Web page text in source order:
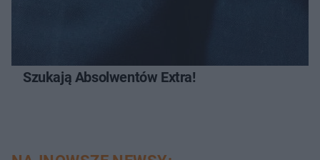
Szukają Absolwentów Extra!